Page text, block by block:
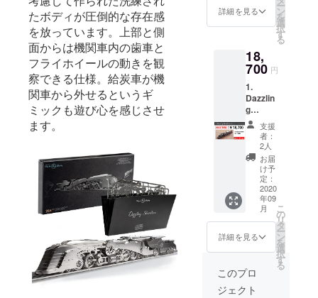
たボディが圧倒的な存在感
を放っています。上部と側
面からは機関車内の歯車と
フライホイールの動きを観
察できる仕様。給炭車が機
関車から外せるというギ
ミックも遊び心を感じさせ
ます。
円(税込)
の
15%OF
14,025
円(税込)
詳細を見る ー
ン
を
選
択
す
る
18,
700 円
1.
Dazzlin
g
Steamli
ner【B
OOSTE
R割
15%OF
F】 一
般販売
予定価
22,000
円(税込)
の
15%OF
F
18,700
円(税込)
支援
者：
2人
お届
け予
定：
2020
年09
月
詳細を見る
こ
の
リ
タ
ー
ン
を
選
択
す
る
このプロ
ジェクト